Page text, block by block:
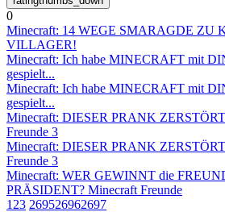
0
Minecraft: 14 WEGE SMARAGDE ZU
VILLAGER!
Minecraft: Ich habe MINECRAFT mit
gespielt...
Minecraft: Ich habe MINECRAFT mit
gespielt...
Minecraft: DIESER PRANK
Freunde 3
Minecraft: DIESER PRANK
Freunde 3
Minecraft: WER GEWINNT die
PRÄSIDENT? Minecraft Freunde
1 23 269526962697